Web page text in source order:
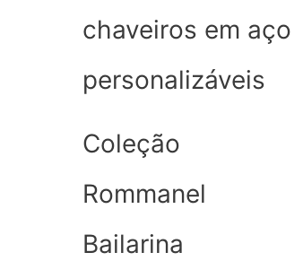
chaveiros em aço
personalizáveis
Coleção
Rommanel
Bailarina